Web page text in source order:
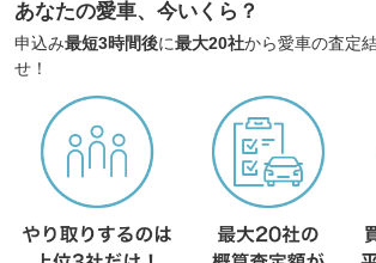
あなたの愛車、今いくら？
申込み最短3時間後に最大20社から愛車の査定
せ！